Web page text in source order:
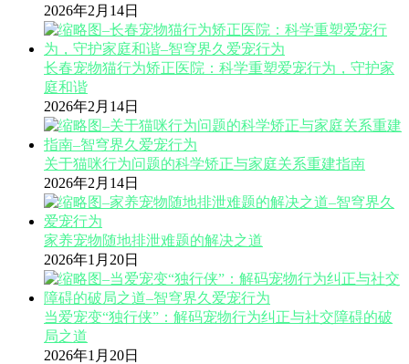
2026年2月14日
长春宠物猫行为矫正医院：科学重塑爱宠行为，守护家
庭和谐
2026年2月14日
关于猫咪行为问题的科学矫正与家庭关系重建指南
2026年2月14日
家养宠物随地排泄难题的解决之道
2026年1月20日
当爱宠变“独行侠”：解码宠物行为纠正与社交障碍的破
局之道
2026年1月20日